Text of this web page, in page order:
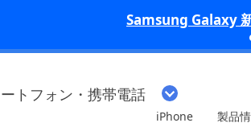
iPhone
トフォン・携帯電話
iPhone 製品